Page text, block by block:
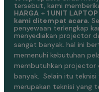
tersebut, kami
HARGA + 1 UNIT LAPTOP
kami ditempat acara.
penyewaan terlengkap
menyediakan projector
sangat banyak. hal ini
memenuhi kebutuhan
membutuhkan projector
banyak. Selain itu teknisi
merupakan teknisi yang